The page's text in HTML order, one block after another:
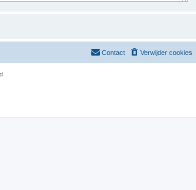
Verwijder cookies
Contact